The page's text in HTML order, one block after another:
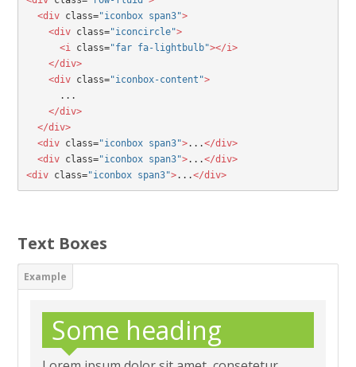
  <div
class="iconbox span3">
    <div
class="iconcircle">
      <i
class="far fa-lightbulb"></i>
    </div>
  <div
class="iconbox-content">
      ...
</div>
</div>
  <div
class="iconbox span3">...</div>
  <div
class="iconbox span3">...</div>
<div class="iconbox span3">...</div>
Text Boxes
Some heading